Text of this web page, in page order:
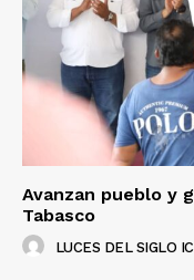
Avanzan pueblo y
Tabasco
LUCES DEL SIGLO IC